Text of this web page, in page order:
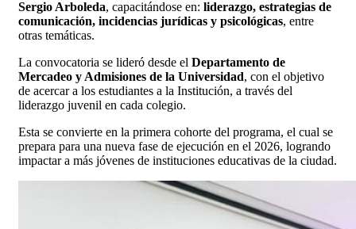
Sergio Arboleda, capacitándose en: liderazgo, estrategias de
comunicación, incidencias jurídicas y psicológicas, entre
otras temáticas.
La convocatoria se lideró desde el Departamento de
Mercadeo y Admisiones de la Universidad, con el objetivo
de acercar a los estudiantes a la Institución, a través del
liderazgo juvenil en cada colegio.
Esta se convierte en la primera cohorte del programa, el cual se
prepara para una nueva fase de ejecución en el 2026, logrando
impactar a más jóvenes de instituciones educativas de la ciudad.